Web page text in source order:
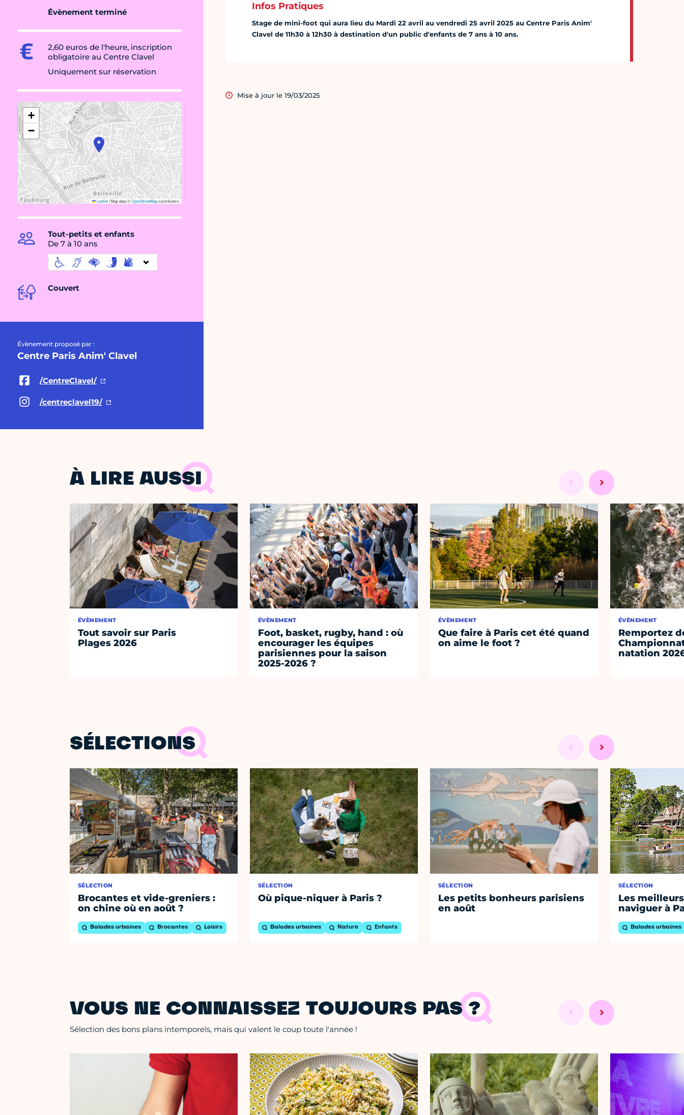
Évènement terminé
2,60 euros de l'heure, inscription
obligatoire au Centre Clavel
Uniquement sur réservation
+
−
Leaflet|Map data ©OpenStreetMapcontributors
Tout-petits et enfants
De 7 à 10 ans
Couvert
Évènement proposé par :
Centre Paris Anim' Clavel
/CentreClavel/
/centreclavel19/
Infos Pratiques
Stage de mini-foot qui aura lieu du Mardi 22 avril au vendredi 25 avril 2025 au Centre Paris Anim'
Clavel de 11h30 à 12h30 à destination d'un public d'enfants de 7 ans à 10 ans.
Mise à jour le 19/03/2025
À LIRE AUSSI
ÉVÈNEMENT
Tout savoir sur Paris
Plages 2026
ÉVÈNEMENT
Foot, basket, rugby, hand : où
encourager les équipes
parisiennes pour la saison
2025-2026 ?
ÉVÈNEMENT
Que faire à Paris cet été quand
on aime le foot ?
ÉVÈNEMENT
Remportez
natation
SÉLECTIONS
SÉLECTION
Brocantes et vide-greniers :
on chine où en août ?
Balades urbaines Brocantes Loisirs
SÉLECTION
Où pique-niquer à Paris ?
Balades urbaines Nature Enfants
SÉLECTION
Les petits bonheurs parisiens
en août
SÉLECTION
Les
naviguer à
Balades urbaines
VOUS NE CONNAISSEZ TOUJOURS PAS ?
Sélection des bons plans intemporels, mais qui valent le coup toute l'année !